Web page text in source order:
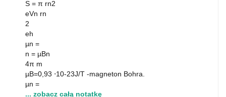
S = π rn2
eVn rn
2
eh
µn =
n = µBn
4π m
µB=0,93 ⋅10-23J/T -magneton Bohra.
µn =
... zobacz całą notatkę